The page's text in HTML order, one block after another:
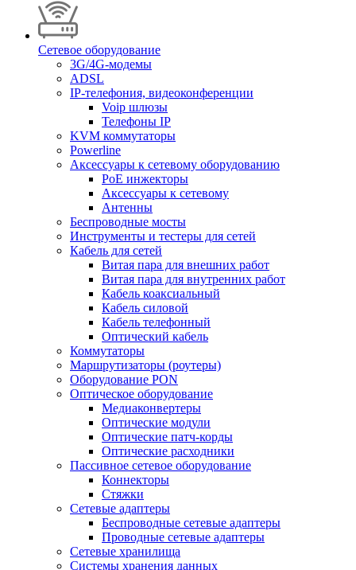
Сетевое оборудование
3G/4G-модемы
ADSL
IP-телефония, видеоконференции
Voip шлюзы
Телефоны IP
KVM коммутаторы
Powerline
Аксессуары к сетевому оборудованию
PoE инжекторы
Аксессуары к сетевому
Антенны
Беспроводные мосты
Инструменты и тестеры для сетей
Кабель для сетей
Витая пара для внешних работ
Витая пара для внутренних работ
Кабель коаксиальный
Кабель силовой
Кабель телефонный
Оптический кабель
Коммутаторы
Маршрутизаторы (роутеры)
Оборудование PON
Оптическое оборудование
Медиаконвертеры
Оптические модули
Оптические патч-корды
Оптические расходники
Пассивное сетевое оборудование
Коннекторы
Стяжки
Сетевые адаптеры
Беспроводные сетевые адаптеры
Проводные сетевые адаптеры
Сетевые хранилища
Системы хранения данных